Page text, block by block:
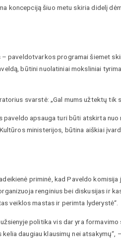
koncepciją šiuo metu skiria didelį
paveldotvarkos programai šiemet
būtini nuolatiniai moksliniai
svarstė: „Gal mums užtektų tik
apsauga turi būti atskirta
ministerijos, būtina aiškiai
priminė, kad Paveldo komisija
renginius bei diskusijas ir
veiklos mastas ir perimta lyderystė“.
politika vis dar yra formavimo
daugiau klausimų nei atsakymų“,